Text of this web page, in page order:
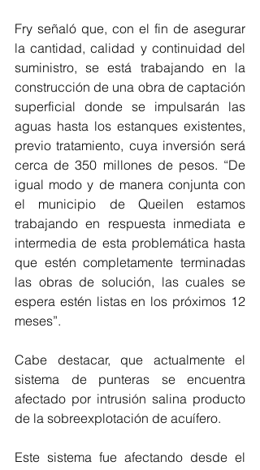
Fry señaló que, con el fin de asegurar
la cantidad, calidad y continuidad del
suministro, se está trabajando en la
construcción de una obra de captación
superficial donde se impulsarán las
aguas hasta los estanques existentes,
previo tratamiento, cuya inversión será
cerca de 350 millones de pesos. “De
igual modo y de manera conjunta con
el municipio de Queilen estamos
trabajando en respuesta inmediata e
intermedia de esta problemática hasta
que estén completamente terminadas
las obras de solución, las cuales se
espera estén listas en los próximos 12
meses”.
Cabe destacar, que actualmente el
sistema de punteras se encuentra
afectado por intrusión salina producto
de la sobreexplotación de acuífero.
Este sistema fue afectando desde el